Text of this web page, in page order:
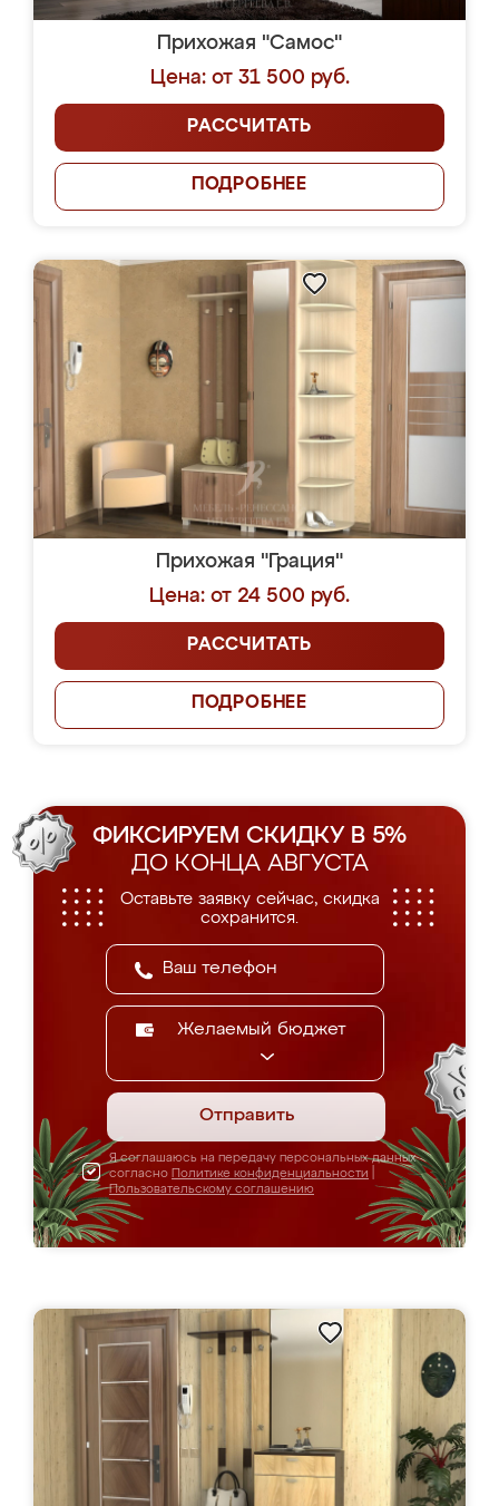
Прихожая "Самос"
Цена: от 31 500 руб.
РАССЧИТАТЬ
ПОДРОБНЕЕ
Прихожая "Грация"
Цена: от 24 500 руб.
РАССЧИТАТЬ
ПОДРОБНЕЕ
ФИКСИРУЕМ СКИДКУ В 5%
ДО КОНЦА АВГУСТА
Оставьте заявку сейчас, скидка
сохранится.
Желаемый бюджет
Отправить
Я соглашаюсь на передачу персональных данных
согласно Политике конфиденциальности
Пользовательскому соглашению